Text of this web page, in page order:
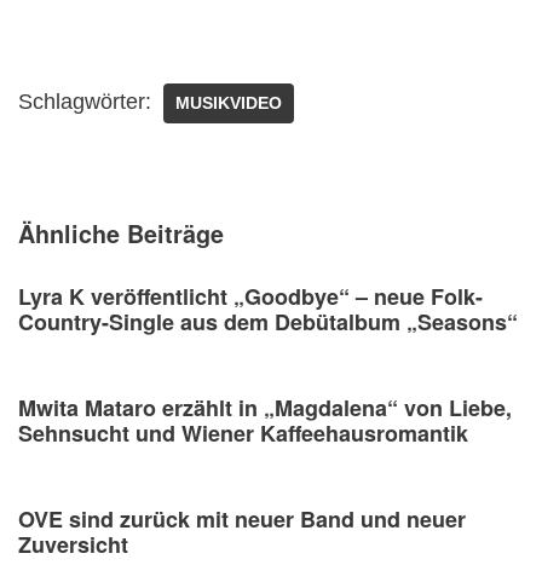
Schlagwörter: MUSIKVIDEO
Ähnliche Beiträge
Lyra K veröffentlicht „Goodbye“ – neue Folk-
Country-Single aus dem Debütalbum „Seasons“
Mwita Mataro erzählt in „Magdalena“ von Liebe,
Sehnsucht und Wiener Kaffeehausromantik
OVE sind zurück mit neuer Band und neuer
Zuversicht